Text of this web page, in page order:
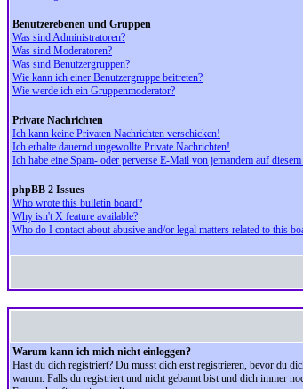
Benutzerebenen und Gruppen
Was sind Administratoren?
Was sind Moderatoren?
Was sind Benutzergruppen?
Wie kann ich einer Benutzergruppe beitreten?
Wie werde ich ein Gruppenmoderator?
Private Nachrichten
Ich kann keine Privaten Nachrichten verschicken!
Ich erhalte dauernd ungewollte Private Nachrichten!
Ich habe eine Spam- oder perverse E-Mail von jemandem auf
phpBB 2 Issues
Who wrote this bulletin board?
Why isn't X feature available?
Who do I contact about abusive and/or legal matters related to this
Warum kann ich mich nicht einloggen?
Hast du dich registriert? Du musst dich erst registrieren, bevor du
warum. Falls du registriert und nicht gebannt bist und dich immer